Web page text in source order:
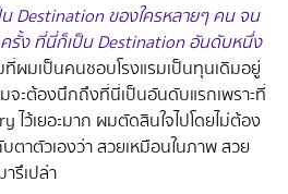
Destination ของใครหลายๆ คน จน
รั้ง ที่นี่ก็เป็น Destination อันดับหนึ่ง
ผมเป็นคนชอบโรงแรมเป็นทุนเดิมอยู่
จะต้องนึกถึงที่นี่เป็นอันดับแรกเพราะที่
ไว้เยอะมาก ผมตัดสินใจไปโดยไม่ต้อง
บตาตัวเองว่า สวยเหมือนในภาพ สวย
รึเปล่า